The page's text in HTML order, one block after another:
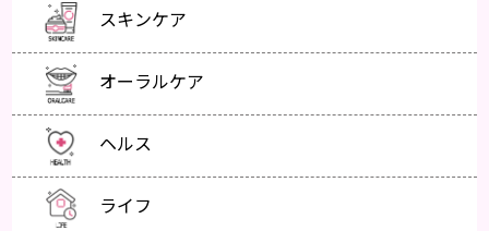
スキンケア
オーラルケア
ヘルス
ライフ